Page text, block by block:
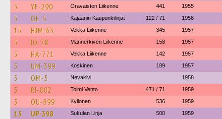
5 YF-290 Oravaisten Liikenne 441 1955
5 OE-5 Kajaanin Kaupunkilinjat 122 / 71 1956
15 HJM-63 Vekka Liikenne 345 1957
5 IO-78 Mannerkiven Liikenne 158 1957
5 HA-771 Vekka Liikenne 142 1957
5 UM-399 Koskinen 189 1957
5 OM-5 Nevakivi 1958
5 RI-802 Toimi Vento 471 / 71 1959
5 OU-899 Kyllonen 536 1959
15 UP-398 Sukulan Linja 500 1959